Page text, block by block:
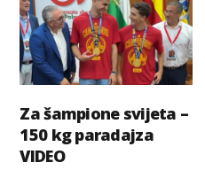
Za šampione svijeta –
150 kg paradajza
VIDEO